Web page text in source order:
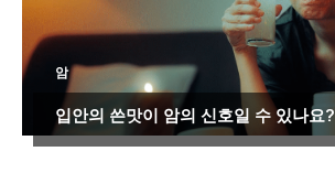
암
입안의 쓴맛이 암의 신호일 수 있나요?